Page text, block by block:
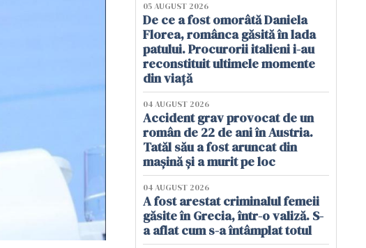
05 AUGUST 2026
De ce a fost omorâtă Daniela
Florea, românca găsită în lada
patului. Procurorii italieni i-au
reconstituit ultimele momente
din viață
04 AUGUST 2026
Accident grav provocat de un
român de 22 de ani în Austria.
Tatăl său a fost aruncat din
mașină și a murit pe loc
04 AUGUST 2026
A fost arestat criminalul femeii
găsite în Grecia, într-o valiză. S-
a aflat cum s-a întâmplat totul